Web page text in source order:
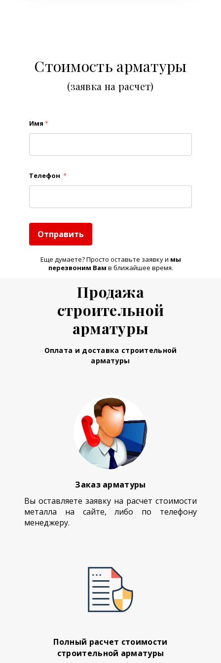
Стоимость арматуры
(заявка на расчет)
Имя *
Телефон *
Отправить
Еще думаете? Просто оставьте заявку и мы
перезвоним Вам в ближайшее время.
Продажа
строительной
арматуры
Оплата и доставка строительной
арматуры
Заказ арматуры
Вы оставляете заявку на расчет стоимости
металла на сайте, либо по телефону
менеджеру.
Полный расчет стоимости
строительной арматуры